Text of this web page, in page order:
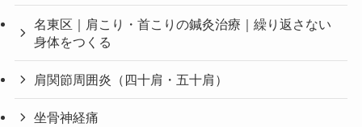
名東区｜肩こり・首こりの鍼灸治療｜繰り返さない
身体をつくる
肩関節周囲炎（四十肩・五十肩）
坐骨神経痛